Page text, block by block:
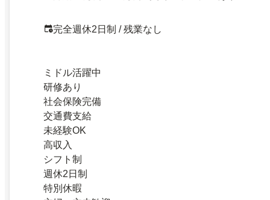
完全週休2日制 / 残業なし
ミドル活躍中
研修あり
社会保険完備
交通費支給
未経験OK
高収入
シフト制
週休2日制
特別休暇